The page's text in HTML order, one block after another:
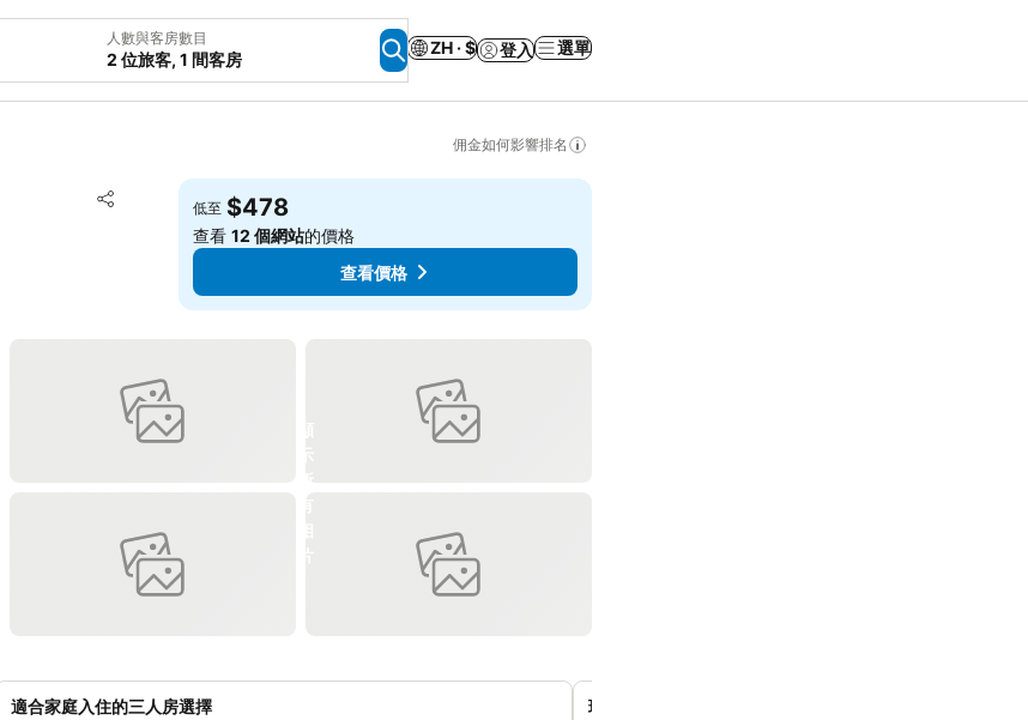
人數與客房數目
2 位旅客, 1 間客房
ZH · $ 登入 選單
佣金如何影響排名
分享
放到收藏夾
低至 $478
查看12 個網站的價格
查看價格
適合家庭入住的三人房選擇
現代都市生活概念